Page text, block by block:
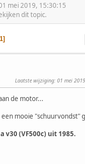
mei 2019, 15:30:15
dit topic.
1
Laatste wijziging: 01 mei
de motor...
mooie "schuurvondst"
v30 (VF500c) uit 1985.